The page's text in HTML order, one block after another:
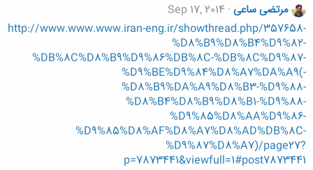
مرتضی ساعی Sep 17, 2014
http://www.www.www.iran-eng.ir/showthread.php/357658-
%D8%B9%D8%B4%D9%82-
%DB%8C%D8%B9%D9%86%DB%8C-%DB%8C%D9%87-
%D9%BE%D9%84%D8%A7%DA%A9(-
%D8%B9%DA%A9%D8%B3-%D9%88-
%D8%B4%D8%B9%D8%B1-%D9%88-
%D9%85%D8%AA%D9%86-
%D9%85%D8%AF%D8%A7%D8%AD%DB%8C-
%D9%87%D8%A7)/page27?
p=7873441&viewfull=1#post7873441